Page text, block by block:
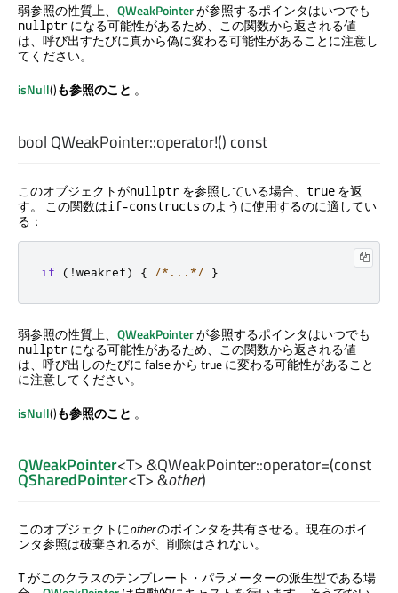
弱参照の性質上、 QWeakPointerが参照するポインタはいつでも
nullptr になる可能性があるため、この関数から返される値
は、呼び出すたびに真から偽に変わる可能性があることに注意し
てください。
isNull()も参照のこと 。
bool QWeakPointer::operator!() const
このオブジェクトがnullptr を参照している場合、 true を返
す。 この関数はif-constructs のように使用するのに適してい
る：
if ( !weakref) { /*...*/ }
弱参照の性質上、 QWeakPointerが参照するポインタはいつでも
nullptr になる可能性があるため、この関数から返される値
は、呼び出しのたびに false から true に変わる可能性があること
に注意してください。
isNull()も参照のこと 。
QWeakPointer<T> &QWeakPointer::operator=(const
QSharedPointer<T> &other)
このオブジェクトにotherのポインタを共有させる。現在のポイ
ンタ参照は破棄されるが、削除はされない。
Tがこのクラスのテンプレート・パラメーターの派生型である場